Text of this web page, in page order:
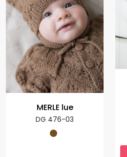
MERLE lue
DG 476-03